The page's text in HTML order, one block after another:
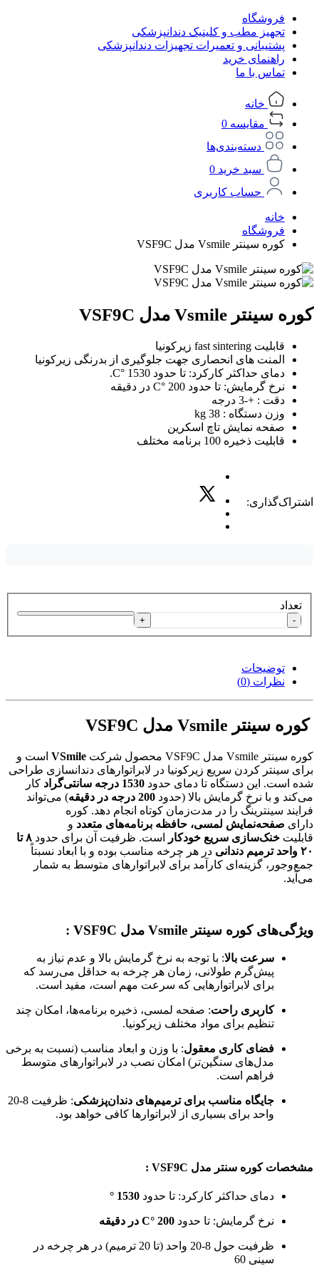
فروشگاه
تجهیز مطب و کلینیک دندانپزشکی
پشتیبانی و تعمیرات تجهیزات دندانپزشکی
راهنمای خرید
تماس با ما
خانه
مقایسه 0
دسته‌بندی‌ها
سبد خرید 0
حساب کاربری
خانه
فروشگاه
کوره سینتر Vsmile مدل VSF9C
کوره سینتر Vsmile مدل VSF9C
قابلیت fast sintering زیرکونیا
المنت های انحصاری جهت جلوگیری از بدرنگی زیرکونیا
دمای حداکثر کارکرد: تا حدود 1530 °C.
نرخ گرمایش: تا حدود 200 °C در دقیقه
دقت : +-3 درجه
وزن دستگاه : 38 kg
صفحه نمایش تاچ اسکرین
قابلیت ذخیره 100 برنامه مختلف
اشتراک‌گذاری:
تعداد
-
+
توضیحات
نظرات (0)
کوره سینتر Vsmile مدل VSF9C
کوره سینتر Vsmile مدل VSF9C محصول شرکت VSmile است و
برای سینتر کردن سریع زیرکونیا در لابراتوارهای دندانسازی طراحی
شده است. این دستگاه تا دمای حدود 1530 درجه سانتی‌گراد
کار
می‌کند و با نرخ گرمایش بالا (حدود 200 درجه در دقیقه
) می‌تواند
فرایند سینترینگ را در مدت‌زمان کوتاه انجام دهد. کوره
دارای صفحه‌نمایش لمسی، حافظه برنامه‌های متعدد و
قابلیت خنک‌سازی سریع خودکار است. ظرفیت آن برای حدود
۸ تا
۲۰ واحد ترمیم دندانی
در هر چرخه مناسب بوده و با ابعاد نسبتاً
جمع‌وجور، گزینه‌ای کارآمد برای لابراتوارهای متوسط به شمار
می‌آید.
ویژگی‌های کوره سینتر Vsmile مدل VSF9C :
سرعت بالا: با توجه به نرخ گرمایش بالا و عدم نیاز به
پیش‌گرم طولانی، زمان هر چرخه به حداقل می‌رسد که
برای لابراتوارهایی که سرعت مهم است، مفید است.
کاربری راحت: صفحه لمسی، ذخیره برنامه‌ها، امکان چند
تنظیم برای مواد مختلف زیرکونیا.
فضای کاری معقول: با وزن و ابعاد مناسب (نسبت به برخی
مدل‌های سنگین‌تر) امکان نصب در لابراتوارهای متوسط
فراهم است.
جایگاه مناسب برای ترمیم‌های دندان‌پزشکی
: ظرفیت 8-20
واحد برای بسیاری از لابراتوارها کافی خواهد بود.
مشخصات کوره سنتر مدل VSF9C :
دمای حداکثر کارکرد: تا حدود 1530 °
نرخ گرمایش: تا حدود 200 °C در دقیقه
ظرفیت حول 8-20 واحد (تا 20 ترمیم) در هر چرخه در
سینی 60